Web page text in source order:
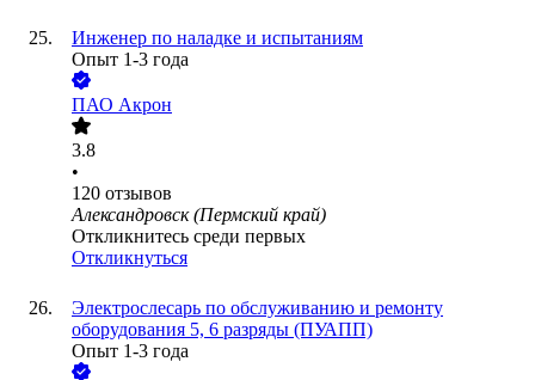
Инженер по наладке и испытаниям
Опыт 1-3 года
ПАО Акрон
3.8
•
120 отзывов
Александровск (Пермский край)
Откликнитесь среди первых
Откликнуться
Электрослесарь по обслуживанию и ремонту
оборудования 5, 6 разряды (ПУАПП)
Опыт 1-3 года